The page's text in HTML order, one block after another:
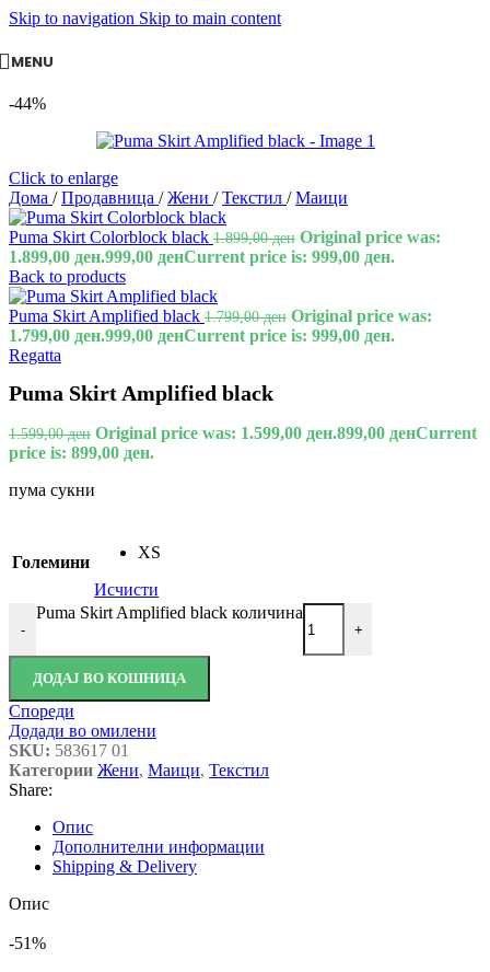
Skip to navigation Skip to main content
MENU
-44%
Click to enlarge
Дома / Продавница / Жени / Текстил / Маици
Puma Skirt Colorblock black 1.899,00ден Original price was:
1.899,00 ден.999,00 денCurrent price is: 999,00 ден.
Back to products
Puma Skirt Amplified black 1.799,00ден Original price was:
1.799,00 ден.999,00 денCurrent price is: 999,00 ден.
Regatta
Puma Skirt Amplified black
1.599,00ден Original price was: 1.599,00 ден.899,00 денCurrent
price is: 899,00 ден.
пума сукни
Големини
XS
Исчисти
-
Puma Skirt Amplified black количина
+
ДОДАЈ ВО КОШНИЦА
Спореди
Додади во омилени
SKU: 583617 01
Категории Жени, Маици, Текстил
Share:
Опис
Дополнителни информации
Shipping & Delivery
Опис
-51%